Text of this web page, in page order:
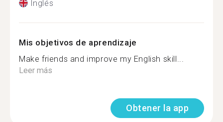
Inglés
Mis objetivos de aprendizaje
Make friends and improve my English skill...
Leer más
Obtener la app